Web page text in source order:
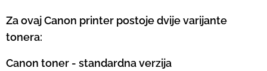
Za ovaj Canon printer postoje dvije varijante
tonera:
Canon toner - standardna verzija